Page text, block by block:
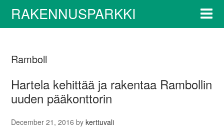
RAKENNUSPARKKI
Ramboll
Hartela kehittää ja rakentaa Rambollin
uuden pääkonttorin
December 21, 2016 bykerttuvali